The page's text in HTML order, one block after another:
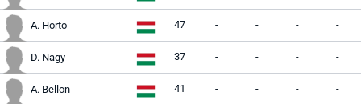
A. Horto 47 - - - -
D. Nagy 37 - - - -
A. Bellon 41 - - - -